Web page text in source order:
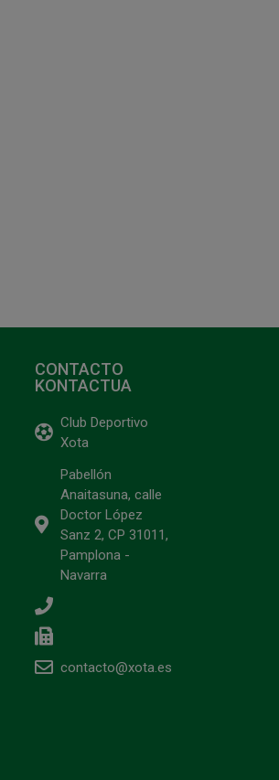
CONTACTO
KONTACTUA
Club Deportivo
Xota
Pabellón
Anaitasuna, calle
Doctor López
Sanz 2, CP 31011,
Pamplona -
Navarra
contacto@xota.es